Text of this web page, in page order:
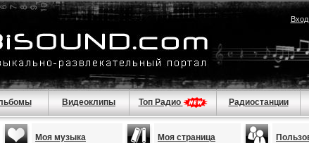
Вход
Видеоклипы Топ Радио Радиостанции
Моя музыка Моя страница